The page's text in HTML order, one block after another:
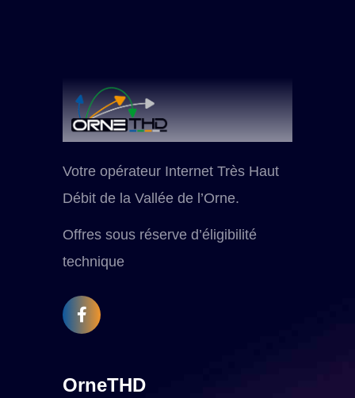
Votre opérateur Internet Très Haut
Débit de la Vallée de l’Orne.
Offres sous réserve d’éligibilité
technique
OrneTHD